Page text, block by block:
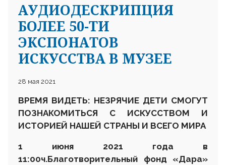
АУДИОДЕСКРИПЦИЯ
БОЛЕЕ 50-ТИ
ЭКСПОНАТОВ
ИСКУССТВА В МУЗЕЕ
28 мая 2021
ВРЕМЯ ВИДЕТЬ: НЕЗРЯЧИЕ ДЕТИ СМОГУТ
ПОЗНАКОМИТЬСЯ С ИСКУССТВОМ И
ИСТОРИЕЙ НАШЕЙ СТРАНЫ И ВСЕГО МИРА
1 июня 2021 года в
11:00ч.Благотворительный фонд «Дара»
23 97